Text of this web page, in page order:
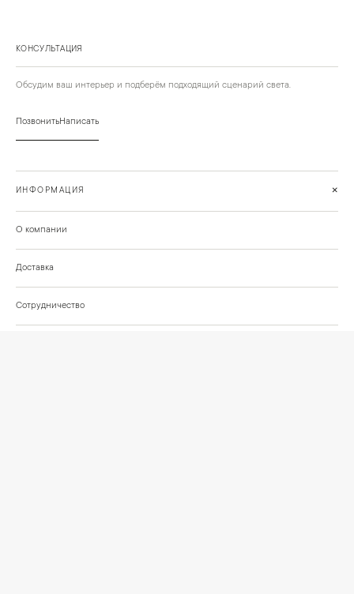
КОНСУЛЬТАЦИЯ
Обсудим ваш интерьер и подберём подходящий сценарий света.
ПозвонитьНаписать
ИНФОРМАЦИЯ +
О компании
Доставка
Сотрудничество